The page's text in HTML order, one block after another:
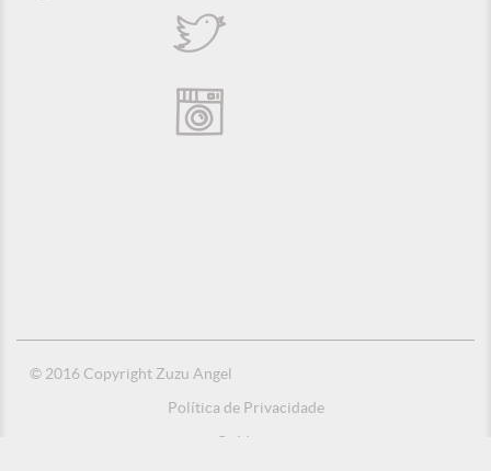
© 2016 Copyright Zuzu Angel
Política de Privacidade
Créditos